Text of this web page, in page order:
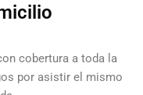
cobertura a toda la
por asistir el mismo